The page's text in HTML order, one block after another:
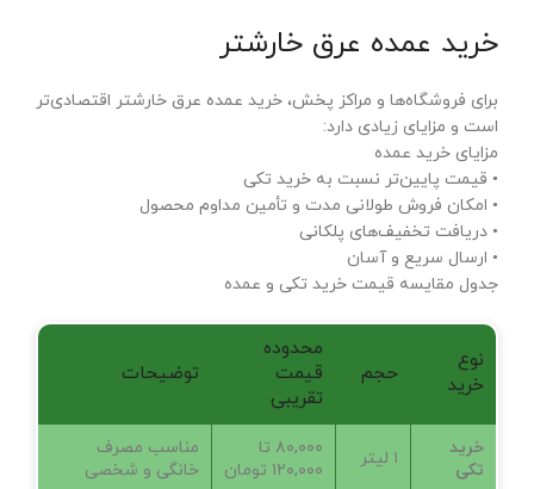
خرید عمده عرق خارشتر
برای فروشگاه‌ها و مراکز پخش، خرید عمده عرق خارشتر اقتصادی‌تر
است و مزایای زیادی دارد:
مزایای خرید عمده
• قیمت پایین‌تر نسبت به خرید تکی
• امکان فروش طولانی مدت و تأمین مداوم محصول
• دریافت تخفیف‌های پلکانی
• ارسال سریع و آسان
جدول مقایسه قیمت خرید تکی و عمده
نوع
خرید
حجم
محدوده
قیمت
تقریبی
توضیحات
خرید
تکی
۱ لیتر
۸۰,۰۰۰ تا
۱۲۰,۰۰۰ تومان
مناسب مصرف
خانگی و شخصی